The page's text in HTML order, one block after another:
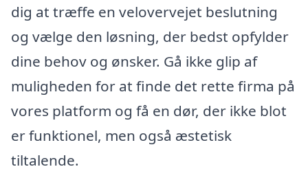
dig at træffe en velovervejet beslutning
og vælge den løsning, der bedst opfylder
dine behov og ønsker. Gå ikke glip af
muligheden for at finde det rette firma på
vores platform og få en dør, der ikke blot
er funktionel, men også æstetisk
tiltalende.